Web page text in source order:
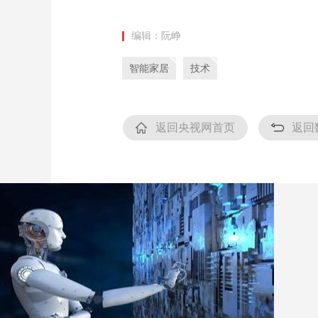
编辑：阮峥
智能家居 技术
返回央视网首页 返回